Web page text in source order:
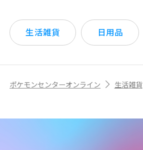
生活雑貨 日用品
ポケモンセンターオンライン 生活雑貨